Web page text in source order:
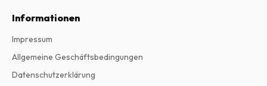
Informationen
Impressum
Allgemeine Geschäftsbedingungen
Datenschutzerklärung